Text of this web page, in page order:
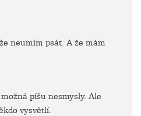
neumím psát. A že mám
píšu nesmysly. Ale
vysvětlí.